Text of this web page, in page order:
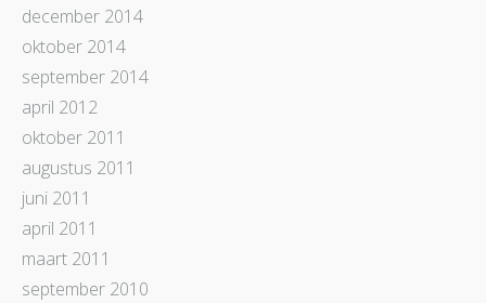
december 2014
oktober 2014
september 2014
april 2012
oktober 2011
augustus 2011
juni 2011
april 2011
maart 2011
september 2010